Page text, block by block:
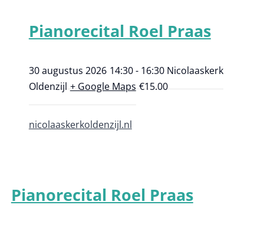
Pianorecital Roel Praas
30 augustus 2026 14:30 - 16:30Nicolaaskerk
Oldenzijl + Google Maps €15.00
nicolaaskerkoldenzijl.nl
Pianorecital Roel Praas